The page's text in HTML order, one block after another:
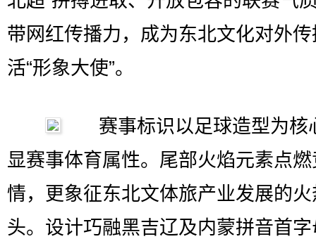
带网红传播力，成为东北文化对外
活“形象大使”。
赛事标识以足球造型为核
显赛事体育属性。尾部火焰元素点
情，更象征东北文体旅产业发展的
头。设计巧融黑吉辽及内蒙拼音首字